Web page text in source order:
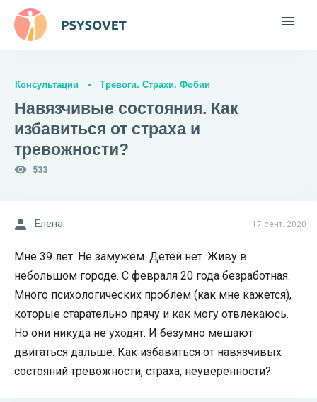
Консультации Тревоги. Страхи. Фобии
Навязчивые состояния. Как
избавиться от страха и
тревожности?
533
17 сент. 2020
Елена
Мне 39 лет. Не замужем. Детей нет. Живу в
небольшом городе. С февраля 20 года безработная.
Много психологических проблем (как мне кажется),
которые старательно прячу и как могу отвлекаюсь.
Но они никуда не уходят. И безумно мешают
двигаться дальше. Как избавиться от навязчивых
состояний тревожности, страха, неуверенности?